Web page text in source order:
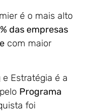
é o mais alto
das empresas
com maior
Estratégia é a
Programa
foi